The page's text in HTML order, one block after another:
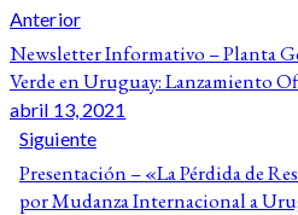
Anterior
Newsletter Informativo – Planta
Verde en Uruguay: Lanzamiento
abril 13, 2021
Siguiente
Presentación – «La Pérdida de
por Mudanza Internacional a